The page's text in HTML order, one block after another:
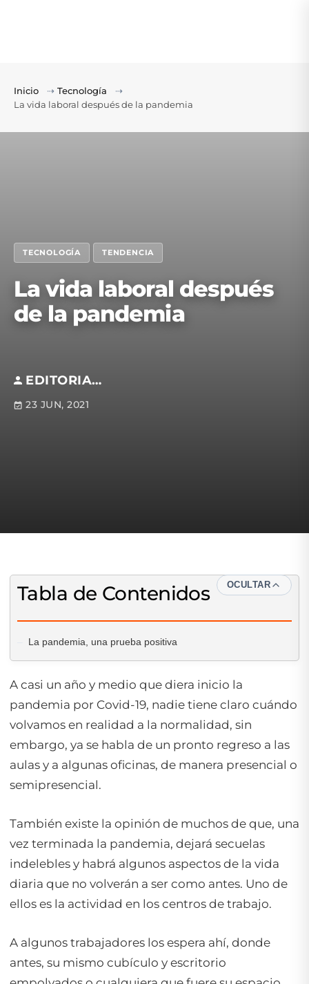
Inicio ⇢ Tecnología
⇢
La vida laboral después de la pandemia
TECNOLOGÍA TENDENCIA
La vida laboral después
de la pandemia
EDITORIAL S.M
23 JUN, 2021
Tabla de Contenidos OCULTAR
La pandemia, una prueba positiva
A casi un año y medio que diera inicio la
pandemia por Covid-19, nadie tiene claro cuándo
volvamos en realidad a la normalidad, sin
embargo, ya se habla de un pronto regreso a las
aulas y a algunas oficinas, de manera presencial o
semipresencial.
También existe la opinión de muchos de que, una
vez terminada la pandemia, dejará secuelas
indelebles y habrá algunos aspectos de la vida
diaria que no volverán a ser como antes. Uno de
ellos es la actividad en los centros de trabajo.
A algunos trabajadores los espera ahí, donde
antes, su mismo cubículo y escritorio